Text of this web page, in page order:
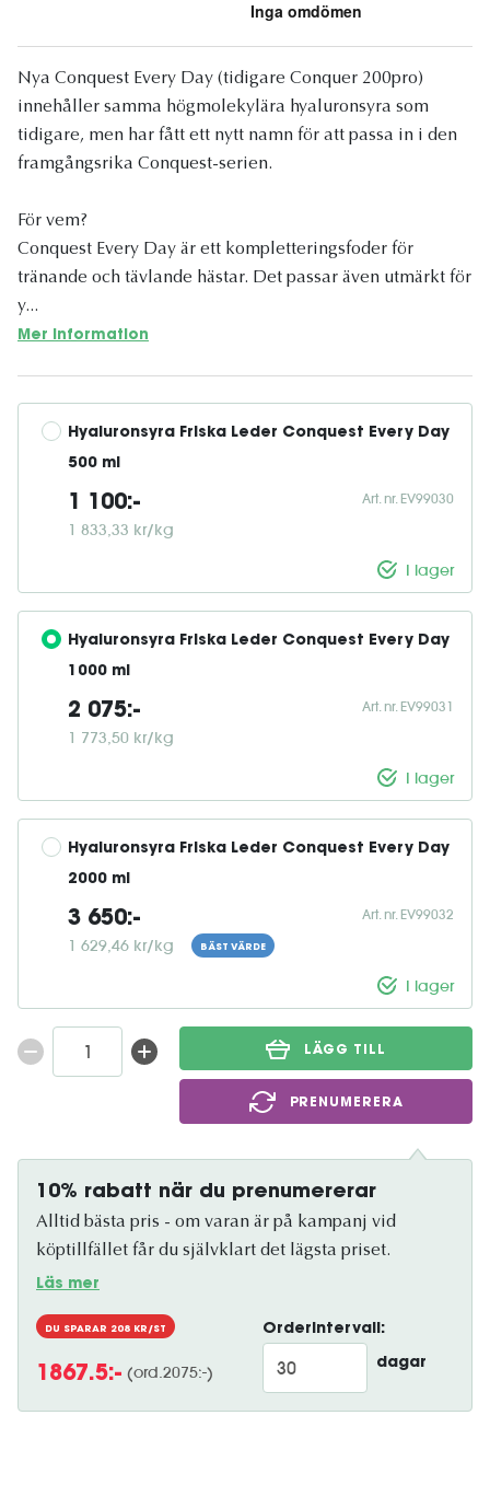
Nya Conquest Every Day (tidigare Conquer 200pro)
innehåller samma högmolekylära hyaluronsyra som
tidigare, men har fått ett nytt namn för att passa in i den
framgångsrika Conquest-serien.
För vem?
Conquest Every Day är ett kompletteringsfoder för
tränande och tävlande hästar. Det passar även utmärkt för
y...
Mer information
Hyaluronsyra Friska Leder Conquest Every Day
500 ml
1 100:-
1 833,33 kr/kg
Art. nr. EV99030
I lager
Hyaluronsyra Friska Leder Conquest Every Day
1000 ml
2 075:-
1 773,50 kr/kg
Art. nr. EV99031
I lager
Hyaluronsyra Friska Leder Conquest Every Day
2000 ml
3 650:-
1 629,46 kr/kg BÄST VÄRDE
Art. nr. EV99032
I lager
LÄGG TILL
PRENUMERERA
10% rabatt när du prenumererar
Alltid bästa pris - om varan är på kampanj vid
köptillfället får du självklart det lägsta priset.
Läs mer
DU SPARAR 208 KR/ST
1867.5:- (ord.2075:-)
Orderintervall:
dagar